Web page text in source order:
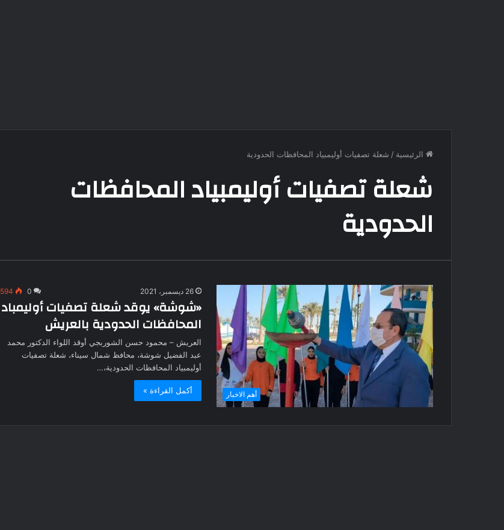
الرئيسية / شعلة تصفيات أوليمبياد المحافظات الحدودية
شعلة تصفيات أوليمبياد المحافظات
الحدودية
أهم الاخبار
26 ديسمبر، 2021 0
594
«شوشة» يوقد شعلة تصفيات أوليمباد
المحافظات الحدودية بالعريش
العريش – محمود حسن الشوربجي أوقد اللواء الدكتور محمد
عبد الفضيل شوشة، محافظ شمال سيناء، شعلة تصفيات
أوليمبياد المحافظات الحدودية،…
أكمل القراءة »